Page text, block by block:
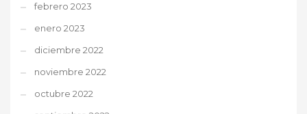
febrero 2023
enero 2023
diciembre 2022
noviembre 2022
octubre 2022